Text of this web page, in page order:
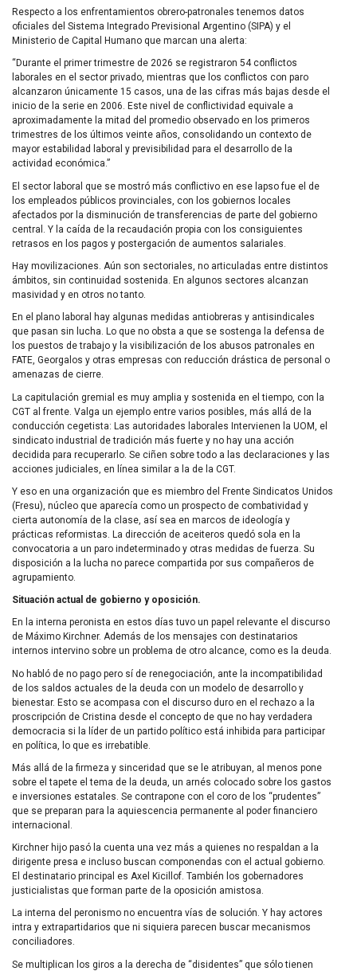
Respecto a los enfrentamientos obrero-patronales tenemos datos
oficiales del Sistema Integrado Previsional Argentino (SIPA) y el
Ministerio de Capital Humano que marcan una alerta:
“Durante el primer trimestre de 2026 se registraron 54 conflictos
laborales en el sector privado, mientras que los conflictos con paro
alcanzaron únicamente 15 casos, una de las cifras más bajas desde el
inicio de la serie en 2006. Este nivel de conflictividad equivale a
aproximadamente la mitad del promedio observado en los primeros
trimestres de los últimos veinte años, consolidando un contexto de
mayor estabilidad laboral y previsibilidad para el desarrollo de la
actividad económica.”
El sector laboral que se mostró más conflictivo en ese lapso fue el de
los empleados públicos provinciales, con los gobiernos locales
afectados por la disminución de transferencias de parte del gobierno
central. Y la caída de la recaudación propia con los consiguientes
retrasos en los pagos y postergación de aumentos salariales.
Hay movilizaciones. Aún son sectoriales, no articuladas entre distintos
ámbitos, sin continuidad sostenida. En algunos sectores alcanzan
masividad y en otros no tanto.
En el plano laboral hay algunas medidas antiobreras y antisindicales
que pasan sin lucha. Lo que no obsta a que se sostenga la defensa de
los puestos de trabajo y la visibilización de los abusos patronales en
FATE, Georgalos y otras empresas con reducción drástica de personal o
amenazas de cierre.
La capitulación gremial es muy amplia y sostenida en el tiempo, con la
CGT al frente. Valga un ejemplo entre varios posibles, más allá de la
conducción cegetista: Las autoridades laborales Intervienen la UOM, el
sindicato industrial de tradición más fuerte y no hay una acción
decidida para recuperarlo. Se ciñen sobre todo a las declaraciones y las
acciones judiciales, en línea similar a la de la CGT.
Y eso en una organización que es miembro del Frente Sindicatos Unidos
(Fresu), núcleo que aparecía como un prospecto de combatividad y
cierta autonomía de la clase, así sea en marcos de ideología y
prácticas reformistas. La dirección de aceiteros quedó sola en la
convocatoria a un paro indeterminado y otras medidas de fuerza. Su
disposición a la lucha no parece compartida por sus compañeros de
agrupamiento.
Situación actual de gobierno y oposición.
En la interna peronista en estos días tuvo un papel relevante el discurso
de Máximo Kirchner. Además de los mensajes con destinatarios
internos intervino sobre un problema de otro alcance, como es la deuda.
No habló de no pago pero sí de renegociación, ante la incompatibilidad
de los saldos actuales de la deuda con un modelo de desarrollo y
bienestar. Esto se acompasa con el discurso duro en el rechazo a la
proscripción de Cristina desde el concepto de que no hay verdadera
democracia si la líder de un partido político está inhibida para participar
en política, lo que es irrebatible.
Más allá de la firmeza y sinceridad que se le atribuyan, al menos pone
sobre el tapete el tema de la deuda, un arnés colocado sobre los gastos
e inversiones estatales. Se contrapone con el coro de los “prudentes”
que se preparan para la aquiescencia permanente al poder financiero
internacional.
Kirchner hijo pasó la cuenta una vez más a quienes no respaldan a la
dirigente presa e incluso buscan componendas con el actual gobierno.
El destinatario principal es Axel Kicillof. También los gobernadores
justicialistas que forman parte de la oposición amistosa.
La interna del peronismo no encuentra vías de solución. Y hay actores
intra y extrapartidarios que ni siquiera parecen buscar mecanismos
conciliadores.
Se multiplican los giros a la derecha de “disidentes” que sólo tienen